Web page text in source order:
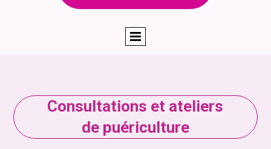
Consultations et ateliers
de puériculture